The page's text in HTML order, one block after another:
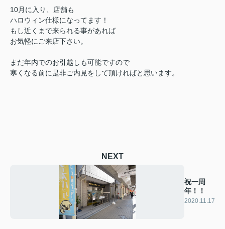
10月に入り、店舗も
ハロウィン仕様になってます！
もし近くまで来られる事があれば
お気軽にご来店下さい。
まだ年内でのお引越しも可能ですので
寒くなる前に是非ご内見をして頂ければと思います。
NEXT
祝一周
年！！
2020.11.17